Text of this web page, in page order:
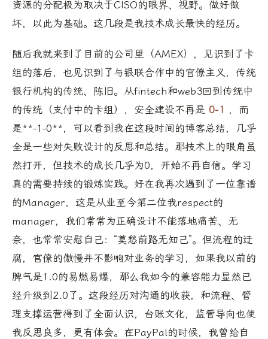
资源的分配极为取决于CISO的眼界、视野。做好做
坏，以此为基础。这几段是我技术成长最快的经历。
随后我就来到了目前的公司里（AMEX），见识到了卡
组的落后，也见识到了与银联合作中的官僚主义，传统
银行机构的传统、陈旧。从fintech和web3回到传统中
的传统（支付中的卡组），安全建设不再是 0-1 ，而
是**-1-0**，可以看到我在这段时间的博客总结，几乎
全是一些对失败设计的反思和总结。那技术上的眼角虽
然打开，但技术的成长几乎为0，开始不再自信。学习
真的需要持续的锻炼实践。好在我再次遇到了一位靠谱
的Manager，这是从业至今第二位我respect的
manager，我们常常为正确设计不能落地痛苦、无
奈，也常常安慰自己：“莫愁前路无知己”。但流程的迂
腐，官僚的傲慢并不影响对业务的学习，如果我以前的
脾气是1.0的易燃易爆，那么我如今的兼容能力显然已
经升级到2.0了。这段经历对沟通的收获，和流程、管
理支撑运营得到了全面认识，台账文化，监管导向也使
我反思良多，更有体会。在PayPal的时候，我曾给自